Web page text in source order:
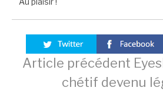
Lire
Article précédent
chétif devenu